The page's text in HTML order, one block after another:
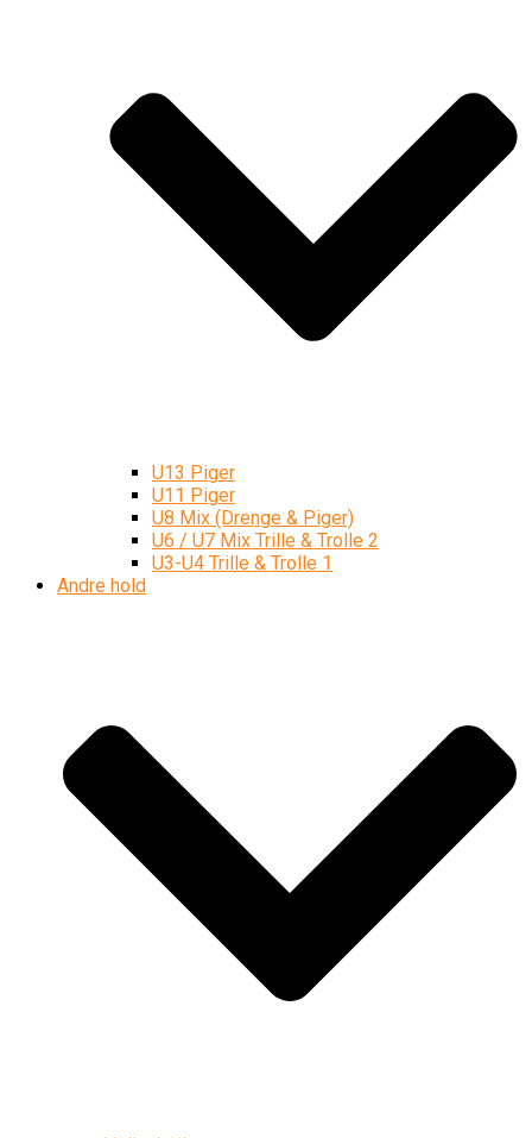
U13 Piger
U11 Piger
U8 Mix (Drenge & Piger)
U6 / U7 Mix Trille & Trolle 2
U3-U4 Trille & Trolle 1
Andre hold